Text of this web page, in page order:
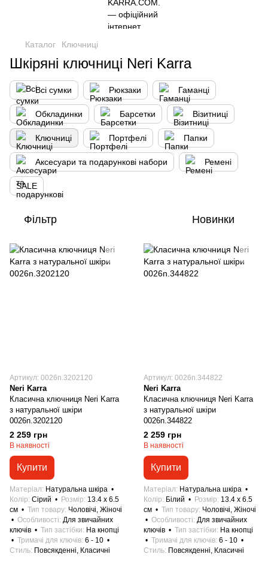
Каталог Ключниці
Шкіряні ключниці Neri Karra
Всі сумки Рюкзаки Гаманці
Обкладинки Барсетки Візитниці
Ключниці Портфелі Папки
Аксесуари та подарункові набори Ремені
SALE
Фільтр Новинки
Артикул: 0026n.3202120
Neri Karra
Класична ключниця Neri Karra
з натуральної шкіри
0026n.3202120
2 259 грн
В наявності
Купити
Матеріал
Натуральна шкіра
Колір Сірий Розмір 13.4 x 6.5
см
Тип товару Чоловічі, Жіночі
Особливості Для звичайних
ключів
Тип застібки
На кнопці
Тримачі для ключів 6 - 10
Стиль Повсякденні, Класичні
Артикул: 0026n.344822
Neri Karra
Класична ключниця Neri Karra
з натуральної шкіри
0026n.344822
2 259 грн
В наявності
Купити
Матеріал
Натуральна шкіра
Колір
Білий Розмір 13.4 x 6.5
см
Тип товару Чоловічі, Жіночі
Особливості Для звичайних
ключів
Тип застібки
На кнопці
Тримачі для ключів 6 - 10
Стиль Повсякденні, Класичні